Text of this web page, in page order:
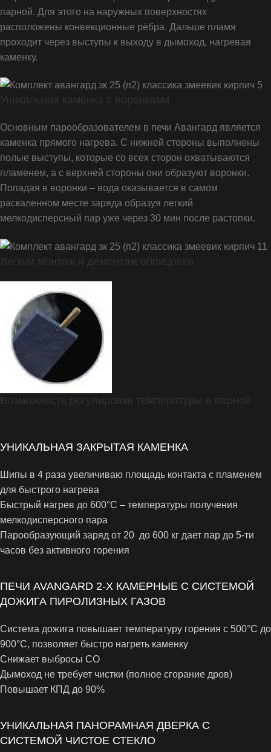
парной. Для этого на наружных поверхностях
расположены конвекционные рёбра. Дальше пламя
проходит через выступы к выходу в дымоход, нагревая
каменку.
Уникальная каменка с воронками
Основным парообразователем в печи Авангард является
каменка прямого нагрева. С нижней стороны выполнены
полые выступы, которые со всех сторон охватываются
пламенем, а с верхней стороны они образуют воронки.
Попадая в воронки – вода оказывается в самом
раскаленном месте заряда образуя легкий
мелкодисперсный пар уже через 30 мин после растопки.
Легкий монтаж и демонтаж облицовки
Возможность регулировки температуры в парной
УНИКАЛЬНАЯ ЗАКРЫТАЯ КАМЕНКА
Шипы в 4 раза увеличиваю площадь контакта с пламенем
для быстрого нагрева
Быстрый нагрев до 600°С – температуры получения
мелкодисперсного пара
Парообразующий заряд от 20 до 600 кг дает пар до 5-ти
часов без активного горения
ПЕЧИ AVANGARD 2-Х КАМЕРНЫЕ С СИСТЕМОЙ
ДОЖИГА ПИРОЛИЗНЫХ ГАЗОВ
Система дожига повышает температуру горения с 500°С до
900°С, позволяет быстро нагреть каменку
Снижает выбросы СО
Дымоход не требует чистки (полное сгорание дров)
Повышает КПД до 90%
УНИКАЛЬНАЯ ПАНОРАМНАЯ ДВЕРКА С
СИСТЕМОЙ ЧИСТОЕ СТЕКЛО